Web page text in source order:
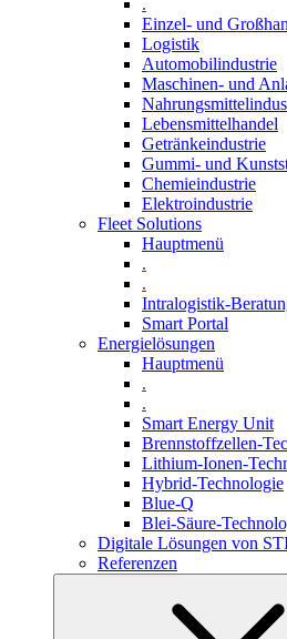
.
Einzel- und
Logistik
Automobilindustrie
Maschinen- und
Lebensmittelhandel
Getränkeindustrie
Gummi­- und
Chemieindustrie
Elektroindustrie
Fleet Solutions
Hauptmenü
.
.
Intralogistik-
Smart Portal
Energielösungen
Hauptmenü
.
.
Smart Energy Unit
Brennstoffzellen-
Lithium-Ionen-
Hybrid-Technologie
Blue-Q
Blei-Säure-
Digitale Lösungen von
Referenzen